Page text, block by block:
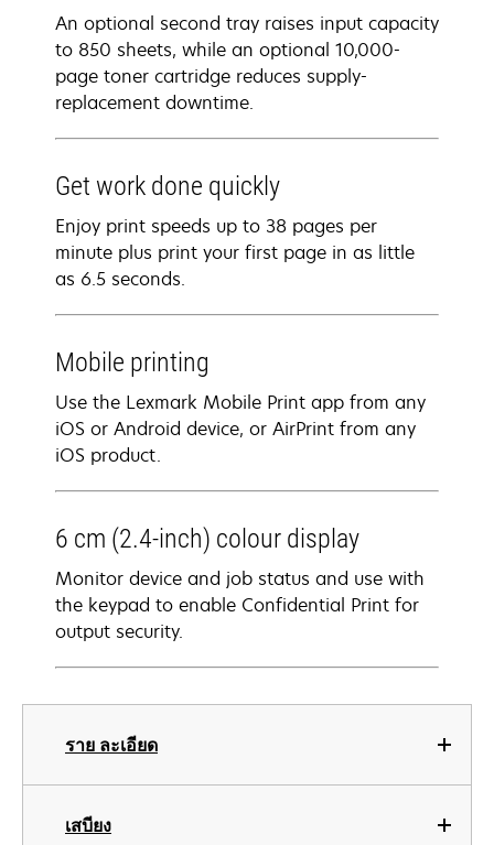
ราย ละเอียด
เสบียง
An optional second tray raises input capacity
to 850 sheets, while an optional 10,000-
page toner cartridge reduces supply-
replacement downtime.
Get work done quickly
Enjoy print speeds up to 38 pages per
minute plus print your first page in as little
as 6.5 seconds.
Mobile printing
Use the Lexmark Mobile Print app from any
iOS or Android device, or AirPrint from any
iOS product.
6 cm (2.4-inch) colour display
Monitor device and job status and use with
the keypad to enable Confidential Print for
output security.